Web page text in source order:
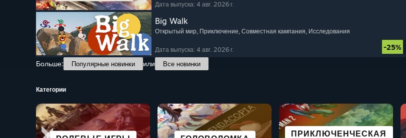
Дата выпуска: 4 авг. 2026 г.
Big Walk
Открытый мир, Приключение, Совместная кампания, Исследования
Дата выпуска: 4 авг. 2026 г. -25%
Больше:
Популярные новинки или Все новинки
Категории
ПРИКЛЮЧЕНЧЕСКАЯ
НАУЧНАЯ
ВИЗУАЛЬНАЯ